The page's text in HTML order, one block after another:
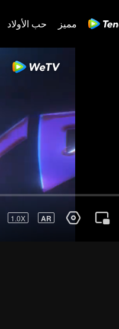
مميز حب الأولاد